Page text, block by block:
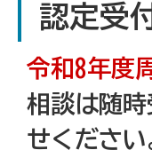
認定受
令和8年度
相談は随
せください